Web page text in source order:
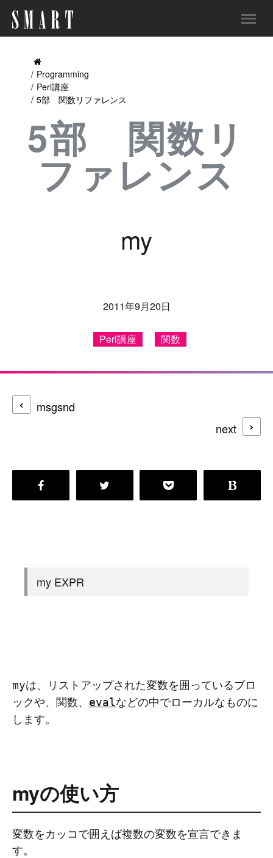
Programming
Perl講座
5部 関数リファレンス
5部 関数リ
ファレンス
my
2011年9月20日
Perl講座 関数
msgsnd
next
my EXPR
myは、リストアップされた変数を囲っているブロ
ックや、関数、
evalなどの中でローカルなものに
します。
myの使い方
変数をカッコで囲えば複数の変数を宣言できま
す。